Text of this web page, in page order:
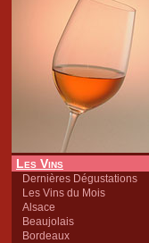
Les Vins
Dernières Dégustations
Les Vins du Mois
Alsace
Beaujolais
Bordeaux